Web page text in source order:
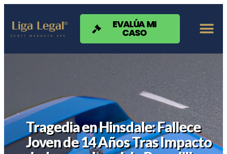
Nota:
sitio
web
EVALÚA MI
CASO
Tragedia en Hinsdale: Fallece
Joven de 14 Años Tras Impacto